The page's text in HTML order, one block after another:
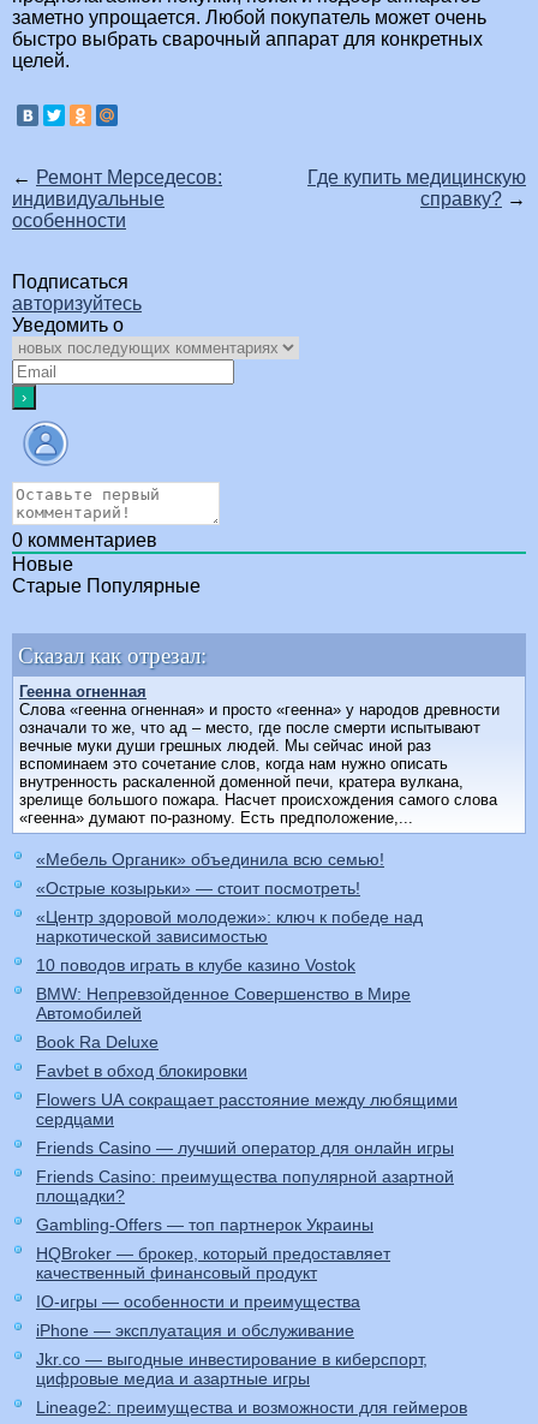
заметно упрощается. Любой покупатель может очень
быстро выбрать сварочный аппарат для конкретных
целей.
← Ремонт Мерседесов:
индивидуальные
особенности
Где купить медицинскую
справку? →
Подписаться
авторизуйтесь
Уведомить о
0 комментариев
Новые
Старые Популярные
Сказал как отрезал:
Геенна огненная
Слова «геенна огненная» и просто «геенна» у народов древности
означали то же, что ад – место, где после смерти испытывают
вечные муки души грешных людей. Мы сейчас иной раз
вспоминаем это сочетание слов, когда нам нужно описать
внутренность раскаленной доменной печи, кратера вулкана,
зрелище большого пожара. Насчет происхождения самого слова
«геенна» думают по-разному. Есть предположение,...
«Мебель Органик» объединила всю семью!
«Острые козырьки» — стоит посмотреть!
«Центр здоровой молодежи»: ключ к победе над
наркотической зависимостью
10 поводов играть в клубе казино Vostok
BMW: Непревзойденное Совершенство в Мире
Автомобилей
Book Ra Deluxe
Favbet в обход блокировки
Flowers UA сокращает расстояние между любящими
сердцами
Friends Casino — лучший оператор для онлайн игры
Friends Casino: преимущества популярной азартной
площадки?
Gambling-Offers — топ партнерок Украины
HQBroker — брокер, который предоставляет
качественный финансовый продукт
IO-игры — особенности и преимущества
iPhone — эксплуатация и обслуживание
Jkr.co — выгодные инвестирование в киберспорт,
цифровые медиа и азартные игры
Lineage2: преимущества и возможности для геймеров